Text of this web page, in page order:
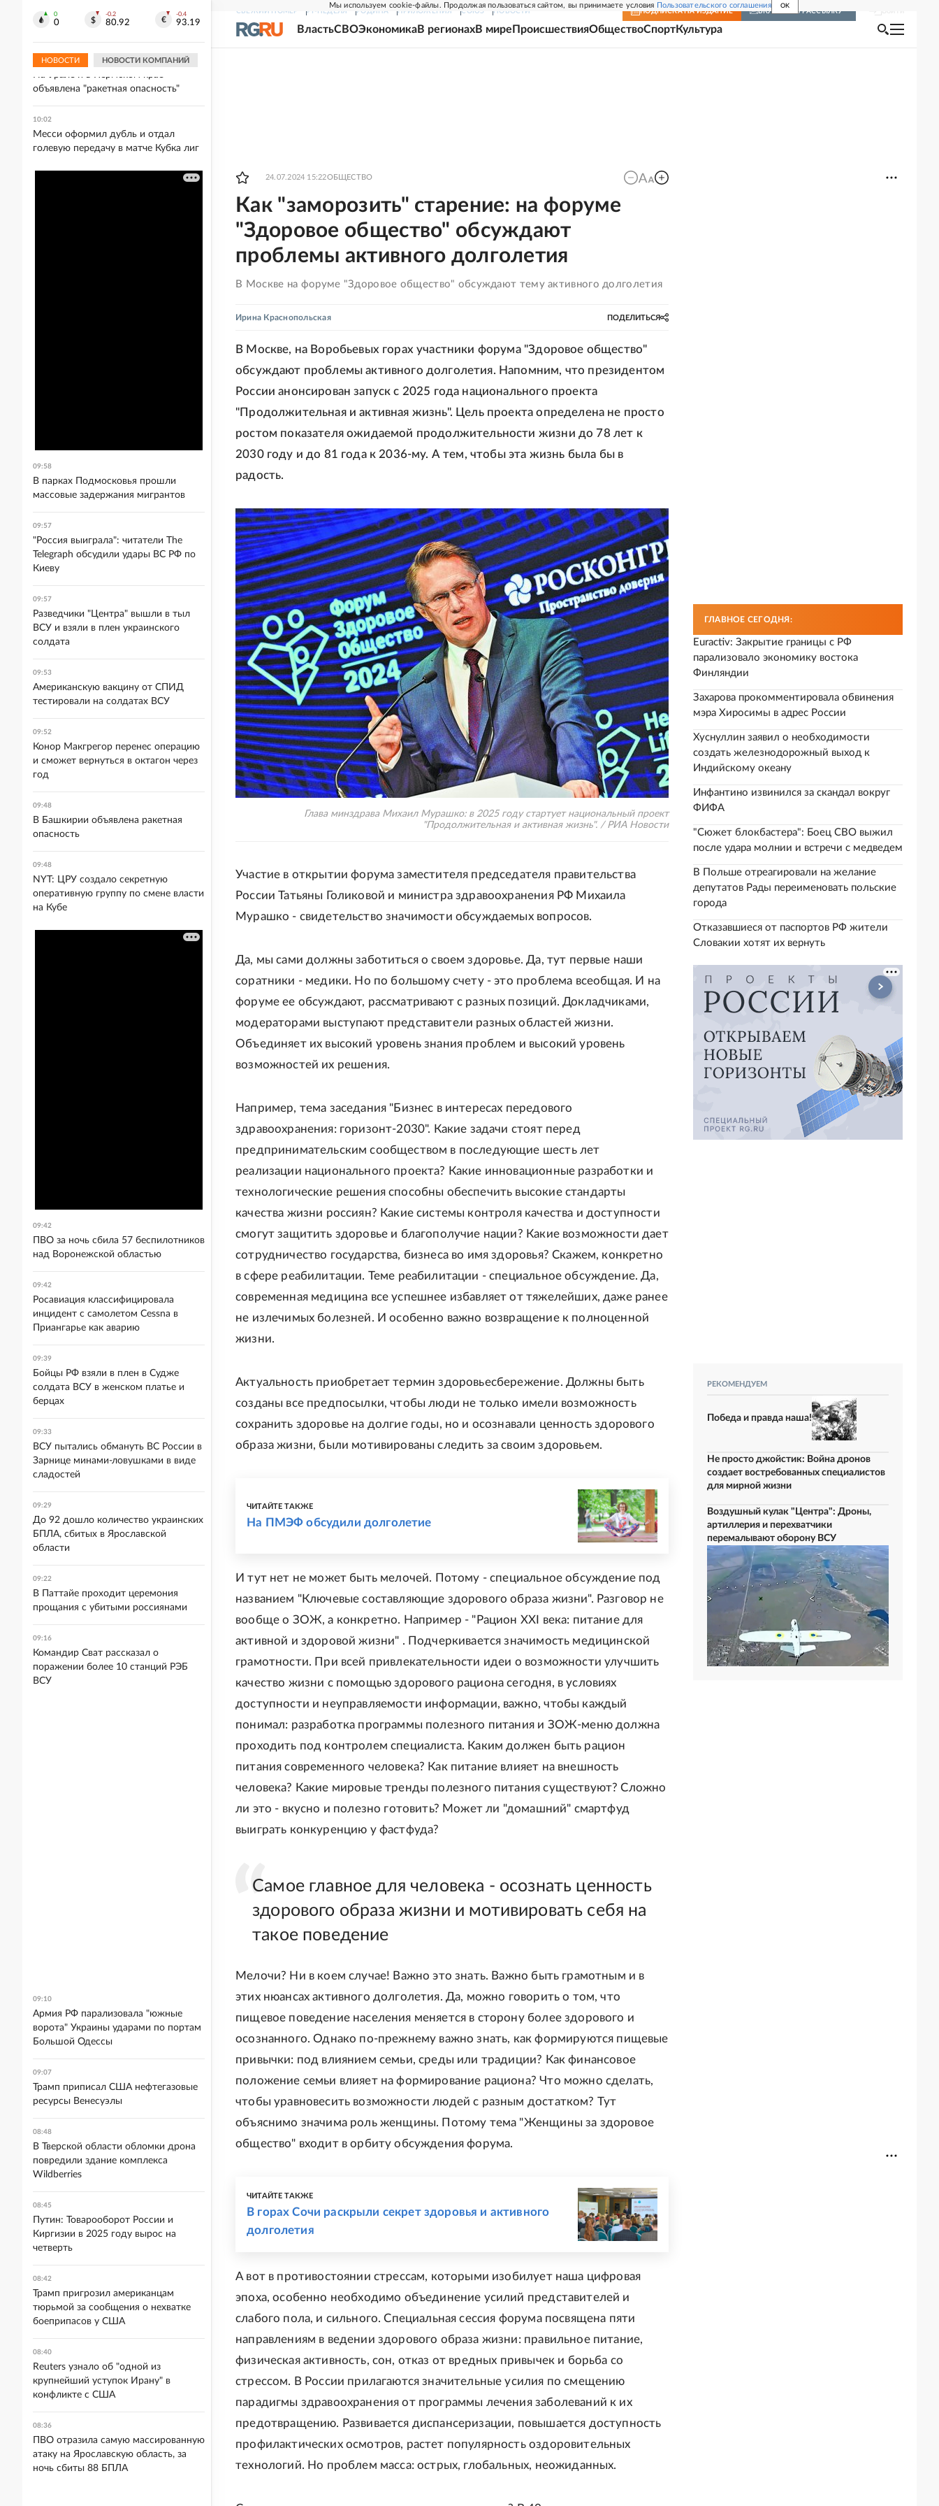
Мы используем cookie-файлы. Продолжая пользоваться сайтом, вы принимаете условия Пользовательского соглашения OK
СВЕЖИЙ НОМЕР РГ-НЕДЕЛЯ РОДИНА ПРИЛОЖЕНИЯ СОЮЗ НОВОСТИ ПОДПИСКА НА ИЗДАНИЕ ВКЛЮЧИТЬ РАССЫЛКУ
ВластьСВОЭкономикаВ регионахВ мире ПроисшествияОбществоСпортКультура
24.07.2024 15:22ОБЩЕСТВО
Как "заморозить" старение: на форуме
"Здоровое общество" обсуждают
проблемы активного долголетия
В Москве на форуме "Здоровое общество" обсуждают тему активного долголетия
Ирина Краснопольская ПОДЕЛИТЬСЯ
В Москве, на Воробьевых горах участники форума "Здоровое общество"
обсуждают проблемы активного долголетия. Напомним, что президентом
России анонсирован запуск с 2025 года национального проекта
"Продолжительная и активная жизнь". Цель проекта определена не просто
ростом показателя ожидаемой продолжительности жизни до 78 лет к
2030 году и до 81 года к 2036-му. А тем, чтобы эта жизнь была бы в
радость.
Глава минздрава Михаил Мурашко: в 2025 году стартует национальный проект
"Продолжительная и активная жизнь". / РИА Новости
Участие в открытии форума заместителя председателя правительства
России Татьяны Голиковой и министра здравоохранения РФ Михаила
Мурашко - свидетельство значимости обсуждаемых вопросов.
Да, мы сами должны заботиться о своем здоровье. Да, тут первые наши
соратники - медики. Но по большому счету - это проблема всеобщая. И на
форуме ее обсуждают, рассматривают с разных позиций. Докладчиками,
модераторами выступают представители разных областей жизни.
Объединяет их высокий уровень знания проблем и высокий уровень
возможностей их решения.
Например, тема заседания "Бизнес в интересах передового
здравоохранения: горизонт-2030". Какие задачи стоят перед
предпринимательским сообществом в последующие шесть лет
реализации национального проекта? Какие инновационные разработки и
технологические решения способны обеспечить высокие стандарты
качества жизни россиян? Какие системы контроля качества и доступности
смогут защитить здоровье и благополучие нации? Какие возможности дает
сотрудничество государства, бизнеса во имя здоровья? Скажем, конкретно
в сфере реабилитации. Теме реабилитации - специальное обсуждение. Да,
современная медицина все успешнее избавляет от тяжелейших, даже ранее
не излечимых болезней. И особенно важно возвращение к полноценной
жизни.
Актуальность приобретает термин здоровьесбережение. Должны быть
созданы все предпосылки, чтобы люди не только имели возможность
сохранить здоровье на долгие годы, но и осознавали ценность здорового
образа жизни, были мотивированы следить за своим здоровьем.
ЧИТАЙТЕ ТАКЖЕ
На ПМЭФ обсудили долголетие
И тут нет не может быть мелочей. Потому - специальное обсуждение под
названием "Ключевые составляющие здорового образа жизни". Разговор не
вообще о ЗОЖ, а конкретно. Например - "Рацион XXI века: питание для
активной и здоровой жизни" . Подчеркивается значимость медицинской
грамотности. При всей привлекательности идеи о возможности улучшить
качество жизни с помощью здорового рациона сегодня, в условиях
доступности и неуправляемости информации, важно, чтобы каждый
понимал: разработка программы полезного питания и ЗОЖ-меню должна
проходить под контролем специалиста. Каким должен быть рацион
питания современного человека? Как питание влияет на внешность
человека? Какие мировые тренды полезного питания существуют? Сложно
ли это - вкусно и полезно готовить? Может ли "домашний" смартфуд
выиграть конкуренцию у фастфуда?
Самое главное для человека - осознать ценность
здорового образа жизни и мотивировать себя на
такое поведение
Мелочи? Ни в коем случае! Важно это знать. Важно быть грамотным и в
этих нюансах активного долголетия. Да, можно говорить о том, что
пищевое поведение населения меняется в сторону более здорового и
осознанного. Однако по-прежнему важно знать, как формируются пищевые
привычки: под влиянием семьи, среды или традиции? Как финансовое
положение семьи влияет на формирование рациона? Что можно сделать,
чтобы уравновесить возможности людей с разным достатком? Тут
объяснимо значима роль женщины. Потому тема "Женщины за здоровое
общество" входит в орбиту обсуждения форума.
ЧИТАЙТЕ ТАКЖЕ
В горах Сочи раскрыли секрет здоровья и активного
долголетия
А вот в противостоянии стрессам, которыми изобилует наша цифровая
эпоха, особенно необходимо объединение усилий представителей и
слабого пола, и сильного. Специальная сессия форума посвящена пяти
направлениям в ведении здорового образа жизни: правильное питание,
физическая активность, сон, отказ от вредных привычек и борьба со
стрессом. В России прилагаются значительные усилия по смещению
парадигмы здравоохранения от программы лечения заболеваний к их
предотвращению. Развивается диспансеризации, повышается доступность
профилактических осмотров, растет популярность оздоровительных
технологий. Но проблем масса: острых, глобальных, неожиданных.
ГЛАВНОЕ СЕГОДНЯ:
Euractiv: Закрытие границы с РФ
парализовало экономику востока
Финляндии
Захарова прокомментировала обвинения
мэра Хиросимы в адрес России
Хуснуллин заявил о необходимости
создать железнодорожный выход к
Индийскому океану
Инфантино извинился за скандал вокруг
ФИФА
"Сюжет блокбастера": Боец СВО выжил
после удара молнии и встречи с медведем
В Польше отреагировали на желание
депутатов Рады переименовать польские
города
Отказавшиеся от паспортов РФ жители
Словакии хотят их вернуть
РЕКОМЕНДУЕМ
Победа и правда наша!
Не просто джойстик: Война дронов
создает востребованных специалистов
для мирной жизни
Воздушный кулак "Центра": Дроны,
артиллерия и перехватчики
перемалывают оборону ВСУ
0
0
-0.2
80.92
-0.4
93.19
НОВОСТИ НОВОСТИ КОМПАНИЙ
обмениваться данными разведки с
10:06
На Урале и в Пермском крае
объявлена "ракетная опасность"
10:02
Месси оформил дубль и отдал
голевую передачу в матче Кубка лиг
09:58
В парках Подмосковья прошли
массовые задержания мигрантов
09:57
"Россия выиграла": читатели The
Telegraph обсудили удары ВС РФ по
Киеву
09:57
Разведчики "Центра" вышли в тыл
ВСУ и взяли в плен украинского
солдата
09:53
Американскую вакцину от СПИД
тестировали на солдатах ВСУ
09:52
Конор Макгрегор перенес операцию
и сможет вернуться в октагон через
год
09:48
В Башкирии объявлена ракетная
опасность
09:48
NYT: ЦРУ создало секретную
оперативную группу по смене власти
на Кубе
09:42
ПВО за ночь сбила 57 беспилотников
над Воронежской областью
09:42
Росавиация классифицировала
инцидент с самолетом Cessna в
Приангарье как аварию
09:39
Бойцы РФ взяли в плен в Судже
солдата ВСУ в женском платье и
берцах
09:33
ВСУ пытались обмануть ВС России в
Зарнице минами-ловушками в виде
сладостей
09:29
До 92 дошло количество украинских
БПЛА, сбитых в Ярославской
области
09:22
В Паттайе проходит церемония
прощания с убитыми россиянами
09:16
Командир Сват рассказал о
поражении более 10 станций РЭБ
ВСУ
09:10
Армия РФ парализовала "южные
ворота" Украины ударами по портам
Большой Одессы
09:07
Трамп приписал США нефтегазовые
ресурсы Венесуэлы
08:48
В Тверской области обломки дрона
повредили здание комплекса
Wildberries
08:45
Путин: Товарооборот России и
Киргизии в 2025 году вырос на
четверть
08:42
Трамп пригрозил американцам
тюрьмой за сообщения о нехватке
боеприпасов у США
08:40
Reuters узнало об "одной из
крупнейший уступок Ирану" в
конфликте с США
08:36
ПВО отразила самую массированную
атаку на Ярославскую область, за
ночь сбиты 88 БПЛА